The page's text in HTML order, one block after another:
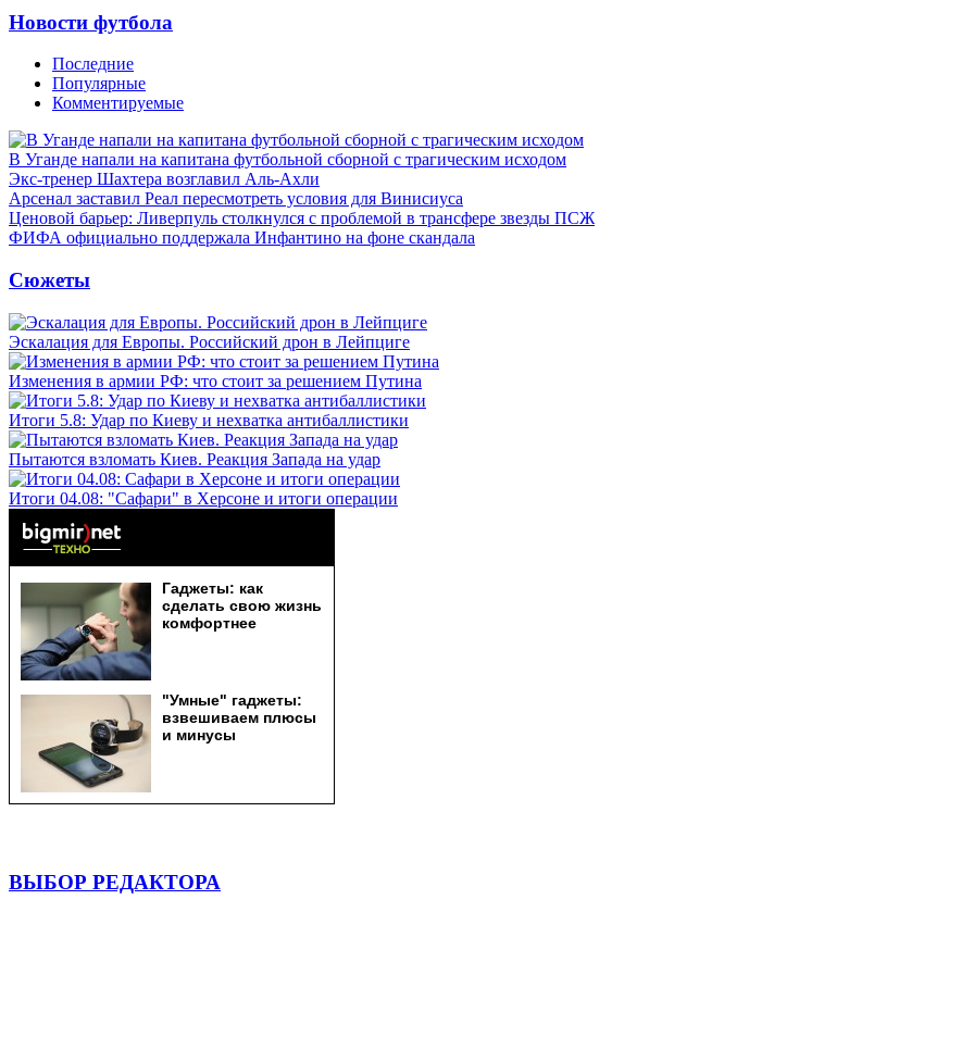
Новости футбола
Последние
Популярные
Комментируемые
В Уганде напали на капитана футбольной сборной с трагическим исходом
Экс-тренер Шахтера возглавил Аль-Ахли
Арсенал заставил Реал пересмотреть условия для Винисиуса
Ценовой барьер: Ливерпуль столкнулся с проблемой в трансфере звезды ПСЖ
ФИФА официально поддержала Инфантино на фоне скандала
Сюжеты
Эскалация для Европы. Российский дрон в Лейпциге
Изменения в армии РФ: что стоит за решением Путина
Итоги 5.8: Удар по Киеву и нехватка антибаллистики
Пытаются взломать Киев. Реакция Запада на удар
Итоги 04.08: "Сафари" в Херсоне и итоги операции
ВЫБОР РЕДАКТОРА